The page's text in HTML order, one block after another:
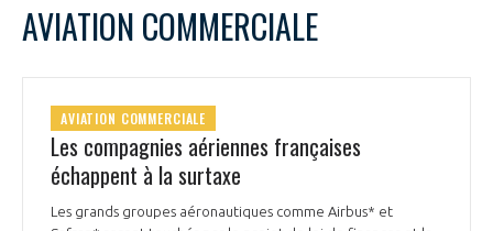
AVIATION COMMERCIALE
AVIATION COMMERCIALE
Les compagnies aériennes françaises
échappent à la surtaxe
Les grands groupes aéronautiques comme Airbus* et